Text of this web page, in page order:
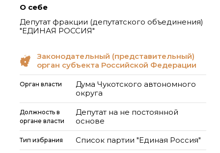
О себе
Депутат фракции (депутатского объединения)
"ЕДИНАЯ РОССИЯ"
Законодательный (представительный)
орган субъекта Российской Федерации
Орган власти
Дума Чукотского автономного
округа
Должность в
органе власти
Депутат на не постоянной
основе
Тип избрания Список партии "Единая Россия"